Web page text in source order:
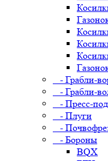
- Грабли-
- Грабли-
- Пресс-
- Плуги
-
- Бороны
BQX